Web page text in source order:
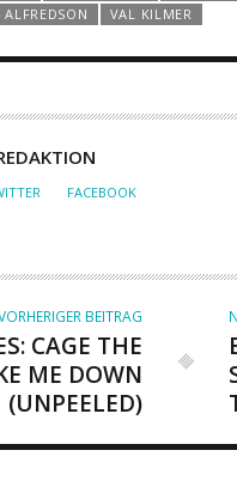
VAL KILMER
FACEBOOK
BEITRAG
CAGE THE
ME DOWN
(UNPEELED)